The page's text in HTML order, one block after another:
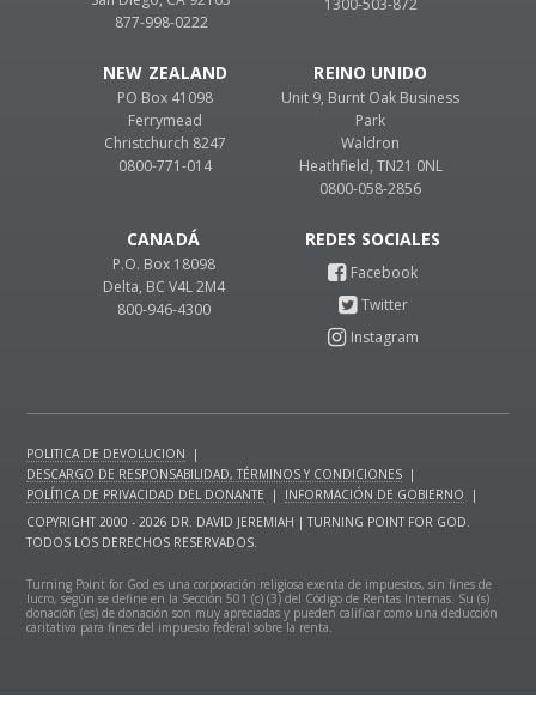
877-998-0222
CANADÁ
P.O. Box 18098
Delta, BC V4L 2M4
800-946-4300
REINO UNIDO
Unit 9, Burnt Oak Business
Park
Waldron
Heathfield, TN21 0NL
0800-058-2856
1300-503-872
NEW ZEALAND
PO Box 41098
Ferrymead
Christchurch 8247
0800-771-014
POLITICA DE DEVOLUCION
|
DESCARGO DE RESPONSABILIDAD, TÉRMINOS Y CONDICIONES |
POLÍTICA DE PRIVACIDAD DEL DONANTE
| INFORMACIÓN DE GOBIERNO
|
COPYRIGHT 2000 - 2026 DR. DAVID JEREMIAH | TURNING POINT FOR GOD.
TODOS LOS DERECHOS RESERVADOS.
Turning Point for God es una corporación religiosa exenta de impuestos, sin fines de
lucro, según se define en la Sección 501 (c) (3) del Código de Rentas Internas. Su (s)
donación (es) de donación son muy apreciadas y pueden calificar como una deducción
caritativa para fines del impuesto federal sobre la renta.